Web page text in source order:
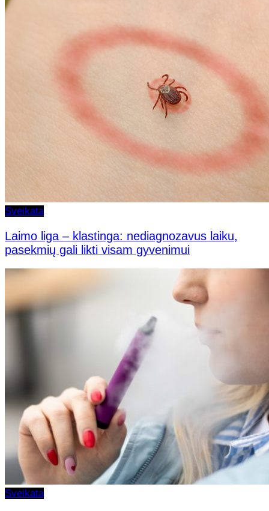
Sveikata
Laimo liga – klastinga: nediagnozavus laiku,
pasekmių gali likti visam gyvenimui
Sveikata